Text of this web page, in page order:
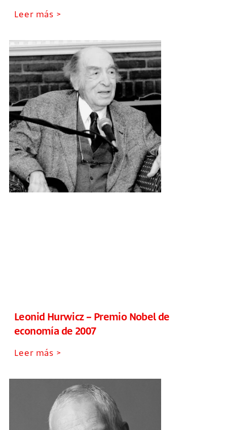
Leer más >
Leonid Hurwicz – Premio Nobel de
economía de 2007
Leer más >